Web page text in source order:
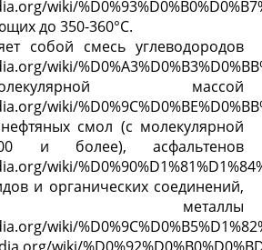
wiki/
до 350-360°С.
собой смесь углеводородов
wiki/
массой
wiki/
смол (с молекулярной
и более), асфальтенов
wiki/
и органических соединений,
металлы
wiki/